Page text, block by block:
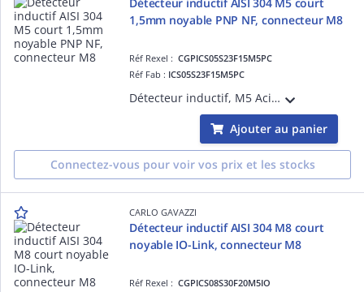
1,5mm noyable PNP NF, connecteur M8
Réf Rexel :CGPICS05S23F15M5PC
Réf Fab : ICS05S23F15M5PC
Détecteur inductif, M5 Acier inoxydable, connecteur M8, Sn 1,5mm, Montage encastré, Corps court, Sortie PNP NC, 10-30Vcc, Courant de sortie max 100mA, Fréquence de commutation max 4,5kHz, Température de fonctionnement -25°C-+70°C IP67
Ajouter au panier
Connectez-vous pour voir vos prix et les stocks
CARLO GAVAZZI
Détecteur inductif AISI 304 M8 court
noyable IO-Link, connecteur M8
Réf Rexel :CGPICS08S30F20M5IO